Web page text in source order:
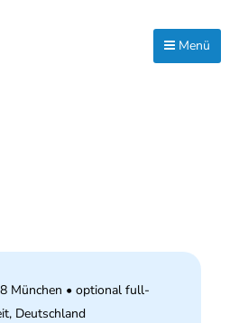
Menü
München • optional full-
Deutschland